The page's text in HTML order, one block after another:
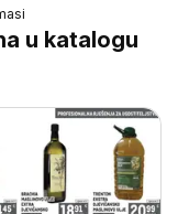
u katalogu